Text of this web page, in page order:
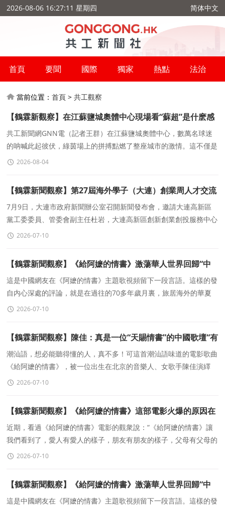
2026-08-06 16:27:12 星期四 简体中文
首頁 要聞 國際 獨家 熱點 法治
當前位置：首頁 >共工觀察
【鶴霖新觀察】在江蘇鹽城奧體中心現場看“蘇超”是什麽感
覺？“蘇超”與“東北超”雙雙出圈，基層足球激發中國體育新
活力
共工新聞網GNN電（記者王群）在江蘇鹽城奧體中心，數萬名球迷
的呐喊此起彼伏，綠茵場上的拼搏點燃了整座城市的激情。這不僅是
一場足球比賽，更是一場全民參與的體育盛會。
2026-08-04
【鶴霖新聞觀察】第27屆海外學子（大連）創業周人才交流
洽談會于7月16-17日在大連世界博覽廣場舉行
7月9日，大連市政府新聞辦公室召開新聞發布會，邀請大連高新區
黨工委委員、管委會副主任杜岩，大連高新區創新創業創投服務中心
主任于晶介紹了“海創周”相關情況并回答記者提問。
2026-07-10
【鶴霖新聞觀察】《給阿嬷的情書》激蕩華人世界回歸“中
華一家親”築牢中華民族意識共同體的新曆史征程
這是中國網友在《阿嬷的情書》主題歌視頻留下一段言語。這樣的發
自内心深處的評論，就是在過往的70多年歲月裏，旅居海外的華夏
子孫，深埋在中華骨髓裏層裏的真情實感
2026-07-10
【鶴霖新聞觀察】陳佳：真是一位“天賜情書”的中國歌壇“有
準備的巨星歌者”，不火都不行！
潮汕語，想必能聽得懂的人，真不多！可這首潮汕語味道的電影歌曲
《給阿嬷的情書》，被一位出生在北京的音樂人、女歌手陳佳演繹
得“茶愈”效果爆棚至極，實乃“絕世神女”
2026-07-10
【鶴霖新聞觀察】《給阿嬷的情書》這部電影火爆的原因在
哪裏？
近期，看過《給阿嬷的情書》電影的觀衆說：“《給阿嬷的情書》讓
我們看到了，愛人有愛人的樣子，朋友有朋友的樣子，父母有父母的
樣子2026-07-10
【鶴霖新聞觀察】《給阿嬷的情書》激蕩華人世界回歸“中
華一家親”築牢中華民族意識共同體的新曆史征程
這是中國網友在《阿嬷的情書》主題歌視頻留下一段言語。這樣的發